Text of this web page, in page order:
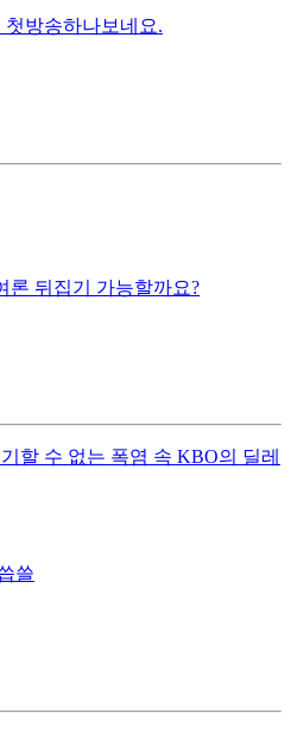
방송하나보네요.
론 뒤집기 가능할까요?
할 수 없는 폭염 속 KBO의 딜레
쓸